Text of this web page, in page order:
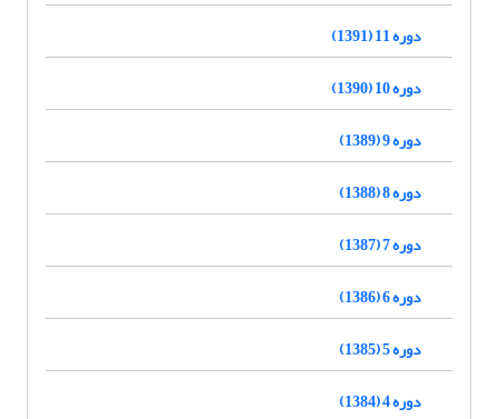
دوره 11 (1391)
دوره 10 (1390)
دوره 9 (1389)
دوره 8 (1388)
دوره 7 (1387)
دوره 6 (1386)
دوره 5 (1385)
دوره 4 (1384)